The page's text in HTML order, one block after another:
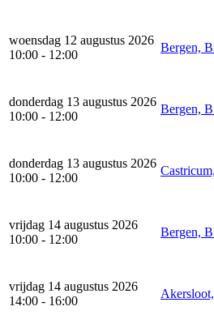
woensdag 12 augustus 2026
10:00 - 12:00
Bergen,
donderdag 13 augustus 2026
10:00 - 12:00
Bergen,
donderdag 13 augustus 2026
10:00 - 12:00
vrijdag 14 augustus 2026
10:00 - 12:00
Bergen,
vrijdag 14 augustus 2026
14:00 - 16:00